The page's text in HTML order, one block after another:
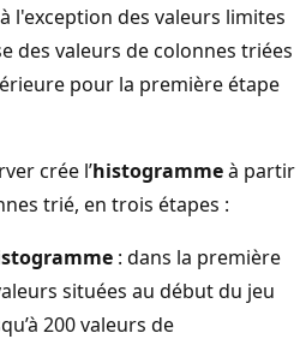
l'exception des valeurs limites
des valeurs de colonnes triées
pour la première étape
crée l’histogrammeà partir
trié, en trois étapes :
: dans la première
situées au début du jeu
200 valeurs de